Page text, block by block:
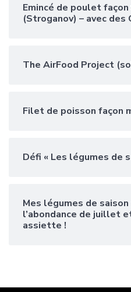
Emincé de poulet
(Stroganov) – avec
The AirFood Project
Filet de poisson façon
Défi « Les légumes de
Mes légumes de
l’abondance de juillet
assiette !